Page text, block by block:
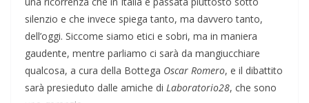
silenzio e che invece spiega tanto, ma davvero tanto,
dell’oggi. Siccome siamo etici e sobri, ma in maniera
gaudente, mentre parliamo ci sarà da mangiucchiare
qualcosa, a cura della Bottega Oscar Romero, e il dibattito
sarà presieduto dalle amiche di Laboratorio28, che sono